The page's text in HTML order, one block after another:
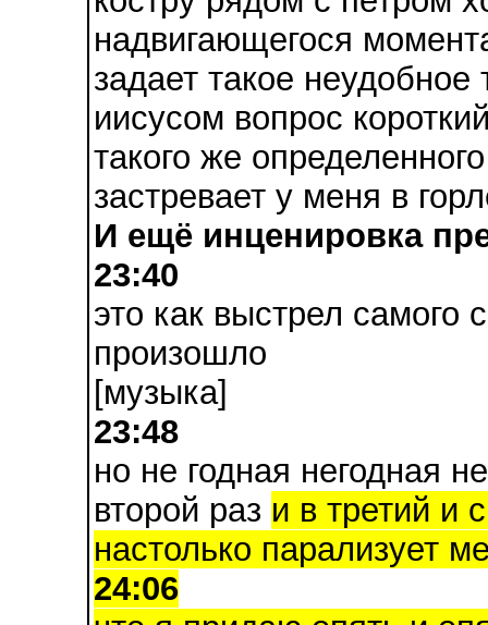
надвигающегося
задает такое
иисусом вопрос
такого же
застревает у меня в
И ещё инценировка
23:40
это как выстрел самого
произошло
[музыка]
23:48
но не годная негодная
второй раз и в третий и
настолько парализует
24:06